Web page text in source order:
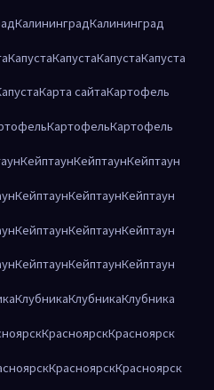
КалининградКалининград
КапустаКапустаКапустаКапуста
Карта сайтаКартофель
КартофельКартофель
КейптаунКейптаунКейптаун
КейптаунКейптаунКейптаун
КейптаунКейптаунКейптаун
КейптаунКейптаунКейптаун
КлубникаКлубникаКлубника
КрасноярскКрасноярск
КрасноярскКрасноярск